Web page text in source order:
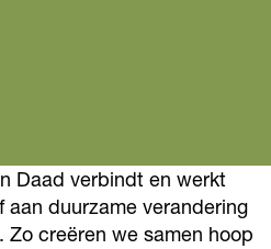
Daad verbindt en werkt
duurzame verandering
Zo creëren we samen hoop